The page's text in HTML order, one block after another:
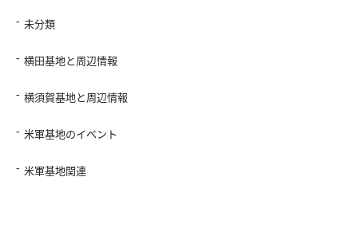
未分類
横田基地と周辺情報
横須賀基地と周辺情報
米軍基地のイベント
米軍基地関連